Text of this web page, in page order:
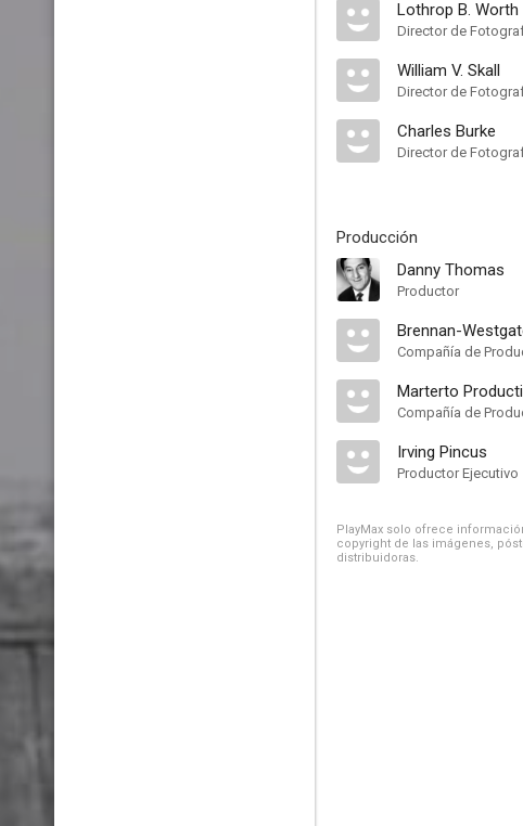
Lothrop B. Worth
Director de
William V. Skall
Director de
Charles Burke
Director de
Producción
Danny Thomas
Productor
Brennan-
Compañía de
Marterto
Compañía de
Irving Pincus
Productor Ejecutivo
PlayMax solo ofrece
copyright de las imágenes,
distribuidoras.